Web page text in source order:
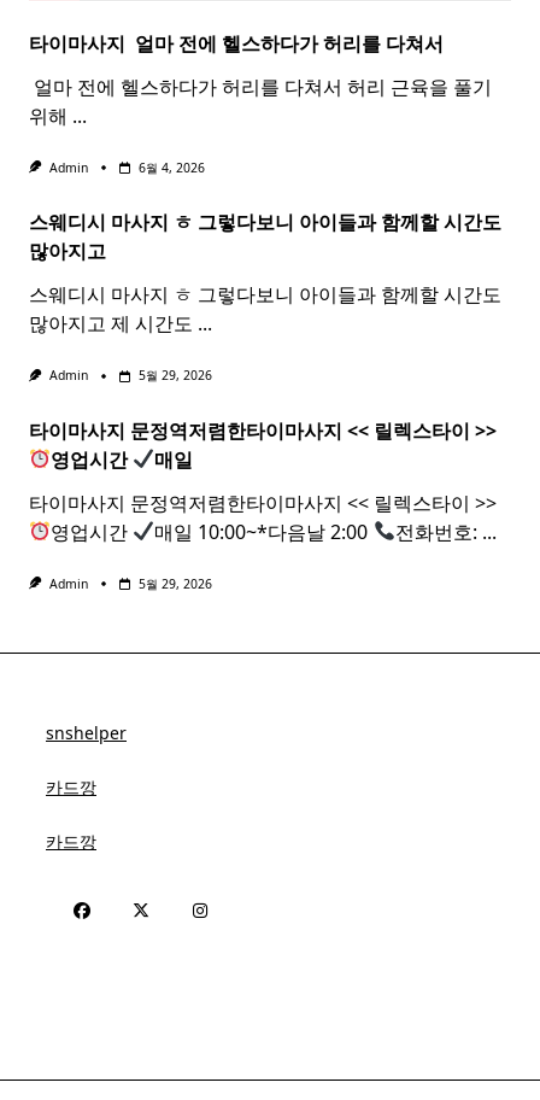
타이마사지 ​ 얼마 전에 헬스하다가 허리를 다쳐서
​ 얼마 전에 헬스하다가 허리를 다쳐서 허리 근육을 풀기
위해 ...
Admin 6월 4, 2026
스웨디시 마사지 ㅎ 그렇다보니 아이들과 함께할 시간도
많아지고
스웨디시 마사지 ㅎ 그렇다보니 아이들과 함께할 시간도
많아지고 제 시간도 ...
Admin 5월 29, 2026
타이마사지 문정역저렴한타이마사지 << 릴렉스타이 >>
영업시간
매일
타이마사지 문정역저렴한타이마사지 << 릴렉스타이 >>
영업시간
매일 10:00~*다음날 2:00 전화번호: ...
Admin 5월 29, 2026
snshelper
카드깡
카드깡